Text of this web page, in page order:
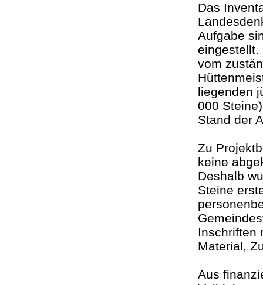
Das
Aufgabe
eingestellt.
vom
liegenden
000
Stand der
Zu
keine
Deshalb
Steine
Inschriften
Aus